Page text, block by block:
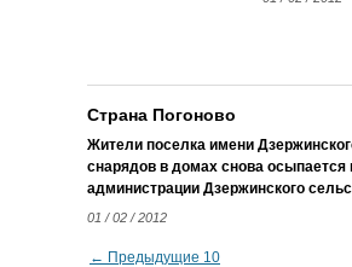
Страна Погоново
Жители поселка имени
снарядов в домах снова
администрации Дзержинского
01 / 02 / 2012
← Предыдущие 10